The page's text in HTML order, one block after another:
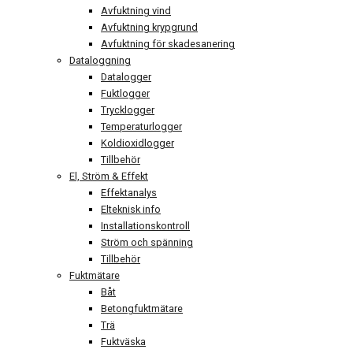
Avfuktning vind
Avfuktning krypgrund
Avfuktning för skadesanering
Dataloggning
Datalogger
Fuktlogger
Trycklogger
Temperaturlogger
Koldioxidlogger
Tillbehör
El, Ström & Effekt
Effektanalys
Elteknisk info
Installationskontroll
Ström och spänning
Tillbehör
Fuktmätare
Båt
Betongfuktmätare
Trä
Fuktväska